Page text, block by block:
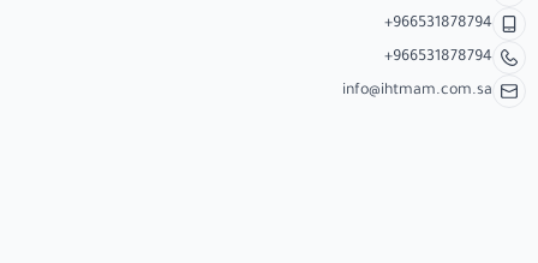
+966531878794
+966531878794
info@ihtmam.com.sa